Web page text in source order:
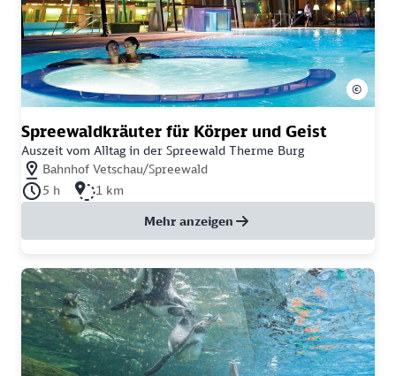
Spreewaldkräuter für Körper und Geist
Auszeit vom Alltag in der Spreewald Therme Burg
Nächstgelegener Bahnhof: Bahnhof Vetschau/Spreewald
Bahnhof Vetschau/Spreewald
Dauer der Tour: 5 Stunden
5 h Länge der Tour: 1 Kilometer
1 km
Mehr anzeigen
©